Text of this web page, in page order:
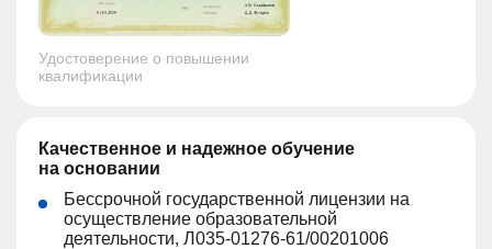
Удостоверение о повышении
квалификации
Качественное и надежное обучение
на основании
Бессрочной государственной лицензии на
осуществление образовательной
деятельности, Л035-01276-61/00201006